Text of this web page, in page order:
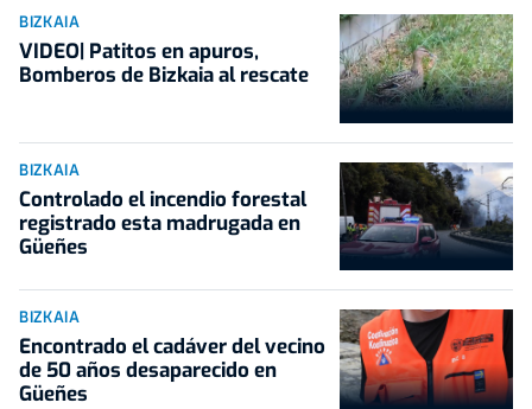
BIZKAIA
VIDEO| Patitos en apuros,
Bomberos de Bizkaia al rescate
BIZKAIA
Controlado el incendio forestal
registrado esta madrugada en
Güeñes
BIZKAIA
Encontrado el cadáver del vecino
de 50 años desaparecido en
Güeñes